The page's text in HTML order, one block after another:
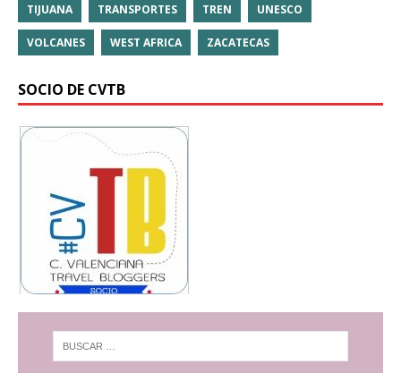
TIJUANA TRANSPORTES TREN UNESCO
VOLCANES WEST AFRICA ZACATECAS
SOCIO DE CVTB